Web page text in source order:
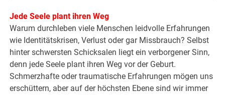
Jede Seele plant ihren Weg
Warum durchleben viele Menschen leidvolle Erfahrungen
wie Identitätskrisen, Verlust oder gar Missbrauch? Selbst
hinter schwersten Schicksalen liegt ein verborgener Sinn,
denn jede Seele plant ihren Weg vor der Geburt.
Schmerzhafte oder traumatische Erfahrungen mögen uns
erschüttern, aber auf der höchsten Ebene sind wir immer